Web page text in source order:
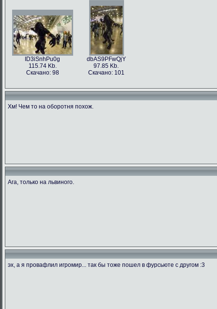
ID3iSnhPu0g
115.74 Kb.
Скачано: 98
dbAS9PFwQjY
97.85 Kb.
Скачано: 101
Хм! Чем то на оборотня похож.
Ага, только на львиного.
эх, а я провафлил игромир... так бы тоже пошел в фурсьюте с другом :3